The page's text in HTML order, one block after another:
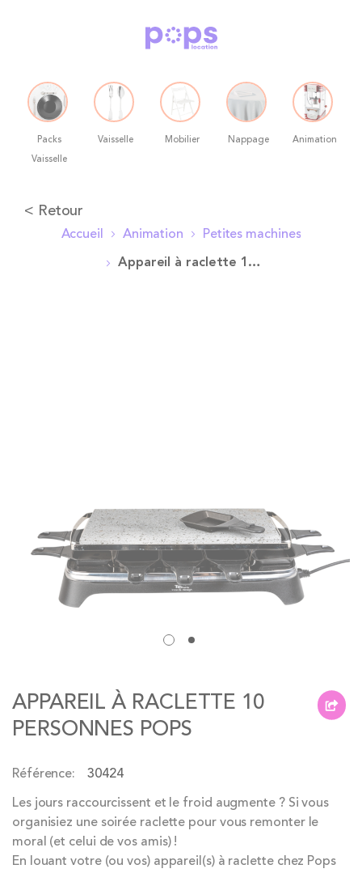
Packs
Vaisselle
Vaisselle Mobilier Nappage Animation
Allez
< Retour
Accueil Animation Petites machines
Appareil à raclette 10 personnes Pops
the
beginning
of
images
gallery
APPAREIL À RACLETTE 10
PERSONNES POPS
Référence
30424
Les jours raccourcissent et le froid augmente ? Si vous
organisiez une soirée raclette pour vous remonter le
moral (et celui de vos amis) !
En louant votre (ou vos) appareil(s) à raclette chez Pops